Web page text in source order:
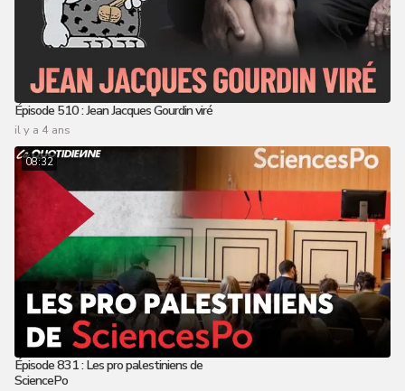
Épisode 510 : Jean Jacques Gourdin viré
il y a 4 ans
08:32
Épisode 831 : Les pro palestiniens de
SciencePo